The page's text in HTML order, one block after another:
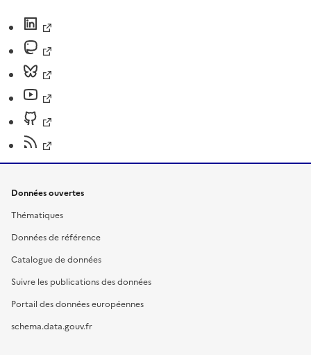
Données ouvertes
Thématiques
Données de référence
Catalogue de données
Suivre les publications des données
Portail des données européennes
schema.data.gouv.fr